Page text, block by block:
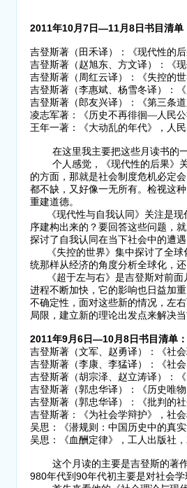
2011年10月7日—11月8日书目清单
吉登斯著（田禾译）：《现代性的
吉登斯著（赵旭东、方文译）：《
吉登斯著（周红云译）：《失控的
吉登斯著（李惠斌、杨雪冬译）：
吉登斯著（郎友兴译）：《第三条
凌志军著：《历史不再徘徊—人民
王年一著：《大动乱的年代》，人
在这里我主要把这些月读书的一
个人感觉，《现代性的后果》关
的方面，那就是社会制度危机必定
都不缺，又好像一无所有。检视这
重建道德。
《现代性与自我认同》关注是现
序建构出来的？要回答这些问题，
探讨了自我认同在当下社会中的遭
《失控的世界》集中探讨了全球
统那样从经济的角度分析全球化，
《超于左与右》是吉登斯对前面
进程不断加快，它的影响也日益加
不确定性，面对这些新的情况，左
局限，建立新的理论出发点来解决
2011年9月6日—10月8日书目清单：
吉登斯著（文军、赵勇译）：《社
吉登斯著（李康、李猛译）：《社
吉登斯著（胡宗泽、赵立涛译）：
吉登斯著（郭忠华译）：《历史唯
吉登斯著（郭忠华译）：《批判的
吉登斯著：《为社会学辩护》，社
吴思：《潜规则：中国历史中的真
吴思：《血酬定律》，工人出版社，
这个月读的主要是吉登斯的著作
980年代到90年代初主要是对社会